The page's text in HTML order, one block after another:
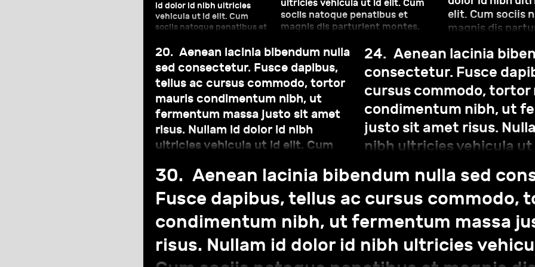
id dolor id nibh ultricies
vehicula ut id elit. Cum
sociis natoque penatibus et
montes, nascetur ridiculus
mus. Nulla vitae elit libero, a
pharetra augue.
ultricies vehicula ut id elit. Cum
sociis natoque penatibus et
magnis dis parturient montes,
elit libero, a pharetra augue.
elit. Cum sociis
magnis dis
libero, a
20. Aenean lacinia bibendum nulla
sed consectetur. Fusce dapibus,
tellus ac cursus commodo, tortor
mauris condimentum nibh, ut
fermentum massa justo sit amet
risus. Nullam id dolor id nibh
ultricies vehicula ut id elit. Cum
dis parturient montes, nascetur
ridiculus mus. Nulla vitae elit libero,
a pharetra augue.
24. Aenean lacinia
consectetur. Fusce
cursus commodo, tortor
condimentum nibh, ut
justo sit amet risus.
nibh ultricies vehicula ut
sociis natoque
parturient montes,
mus. Nulla vitae elit
augue.
30. Aenean lacinia bibendum nulla sed
Fusce dapibus, tellus ac cursus commodo,
condimentum nibh, ut fermentum massa
risus. Nullam id dolor id nibh ultricies